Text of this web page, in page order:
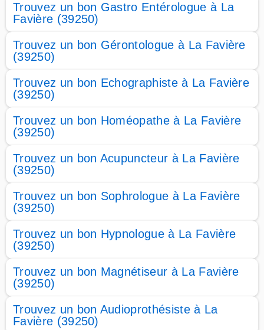
Trouvez un bon Gastro Entérologue à La
Favière (39250)
Trouvez un bon Gérontologue à La Favière
(39250)
Trouvez un bon Echographiste à La Favière
(39250)
Trouvez un bon Homéopathe à La Favière
(39250)
Trouvez un bon Acupuncteur à La Favière
(39250)
Trouvez un bon Sophrologue à La Favière
(39250)
Trouvez un bon Hypnologue à La Favière
(39250)
Trouvez un bon Magnétiseur à La Favière
(39250)
Trouvez un bon Audioprothésiste à La
Favière (39250)